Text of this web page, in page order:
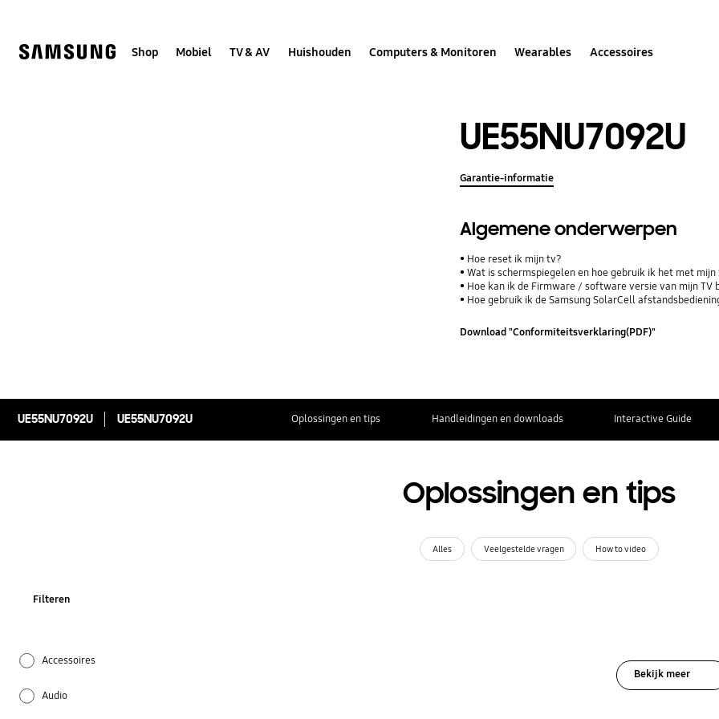
Shop Mobiel TV & AV Huishouden Computers & Monitoren Wearables Accessoires
UE55NU7092U
Garantie-informatie
Algemene onderwerpen
Hoe reset ik mijn tv?
Wat is schermspiegelen en hoe gebruik ik het met mijn
Hoe kan ik de Firmware / software versie van mijn
Hoe gebruik ik de Samsung SolarCell
Download "Conformiteitsverklaring(PDF)"
UE55NU7092U UE55NU7092U Oplossingen en tips Handleidingen en downloads Interactive Guide
Oplossingen en tips
Alles Veelgestelde vragen How to video
Filteren
Accessoires
Audio
Bekijk meer